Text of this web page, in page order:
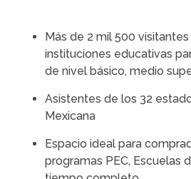
Más de 2 mil 500
instituciones educativas
de nivel básico, medio
Asistentes de los 32
Mexicana
Espacio ideal para
programas PEC, Escuelas